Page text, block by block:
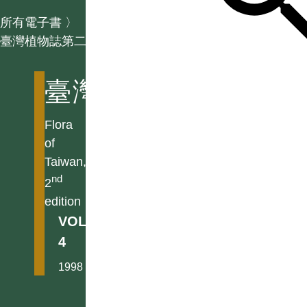
所有電子書 〉
臺灣植物誌第二版
臺灣植物誌第二版
Flora
of
Taiwan,
2nd
edition
VOL.
4
1998